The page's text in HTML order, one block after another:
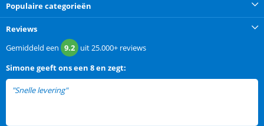
Populaire categorieën
Reviews
Gemiddeld een 9.2 uit25.000+ reviews
Simonegeeft ons een 8 en zegt:
"Snelle levering"